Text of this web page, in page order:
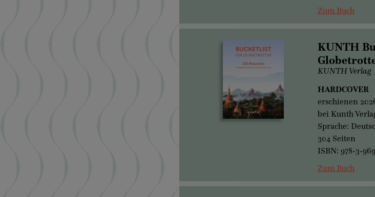
Zum Buch
KUNTH
KUNTH Verlag
HARDCOVER
erschienen
bei Kunth
Sprache:
304 Seiten
ISBN: 978-3-
Zum Buch